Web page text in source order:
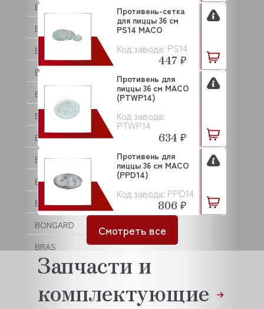
BAKEBERRY
BARBOSSA P.L.
BARTSCHER
BASSANINA
BEAR VARIMIXER
BECKERS
BERKEL
BERTOS
BESSERVACUUM
BOKNI
BONGARD
BRAS
BRAVILOR BONAMAT
BREMA
Код завода: PS14
Противень-сетка
для пиццы 36 см
PS14 MACO
447 ₽
Код завода:
PTWP14
Противень для
пиццы 36 см MACO
(PTWP14)
634 ₽
Код завода: PPD14
Противень для
пиццы 36 см MACO
(PPD14)
806 ₽
Смотреть все
Запчасти и
комплектующие